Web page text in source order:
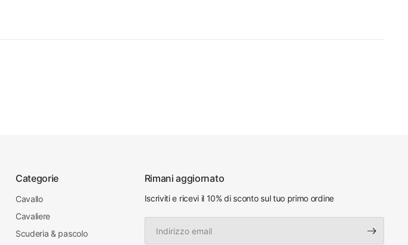
Categorie
Cavallo
Cavaliere
Scuderia & pascolo
Rimani aggiornato
Iscriviti e ricevi il 10% di sconto sul tuo primo ordine
email